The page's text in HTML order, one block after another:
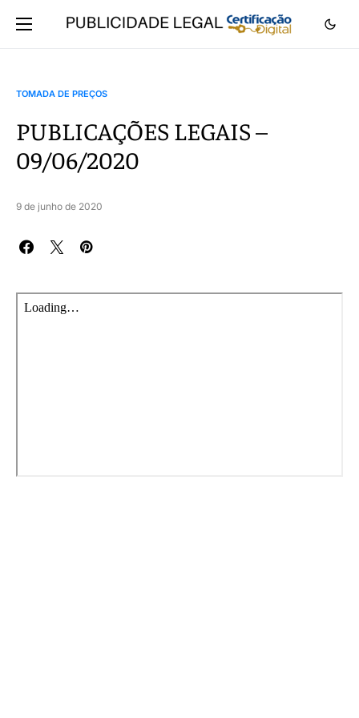
TOMADA DE PREÇOS
PUBLICAÇÕES LEGAIS –
09/06/2020
9 de junho de 2020